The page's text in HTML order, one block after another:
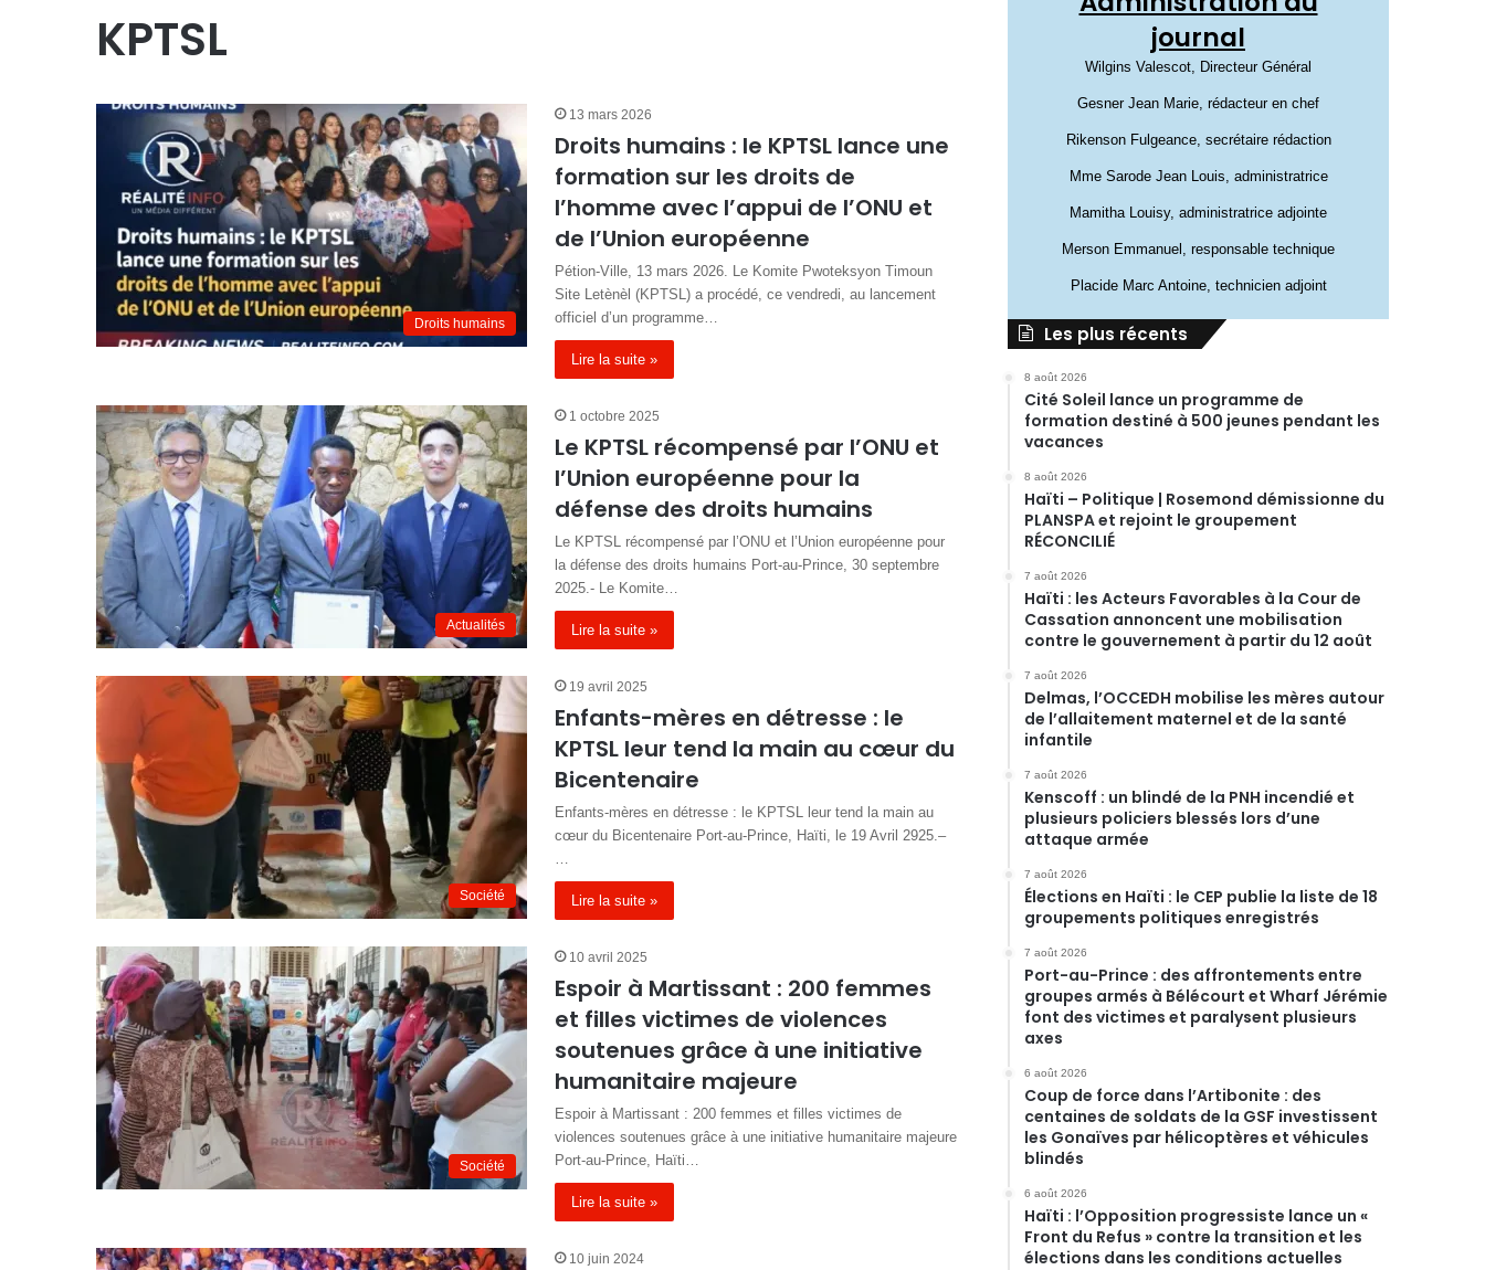
KPTSL
Droits humains
13 mars 2026
Droits humains : le KPTSL lance une
formation sur les droits de
l’homme avec l’appui de l’ONU et
de l’Union européenne
Pétion-Ville, 13 mars 2026. Le Komite Pwoteksyon Timoun
Site Letènèl (KPTSL) a procédé, ce vendredi, au lancement
officiel d’un programme…
Lire la suite »
Actualités
1 octobre 2025
Le KPTSL récompensé par l’ONU et
l’Union européenne pour la
défense des droits humains
Le KPTSL récompensé par l’ONU et l’Union européenne pour
la défense des droits humains Port-au-Prince, 30 septembre
2025.- Le Komite…
Lire la suite »
Société
19 avril 2025
Enfants-mères en détresse : le
KPTSL leur tend la main au cœur du
Bicentenaire
Enfants-mères en détresse : le KPTSL leur tend la main au
cœur du Bicentenaire Port-au-Prince, Haïti, le 19 Avril 2925.–
…
Lire la suite »
Société
10 avril 2025
Espoir à Martissant : 200 femmes
et filles victimes de violences
soutenues grâce à une initiative
humanitaire majeure
Espoir à Martissant : 200 femmes et filles victimes de
violences soutenues grâce à une initiative humanitaire majeure
Port-au-Prince, Haïti…
Lire la suite »
10 juin 2024
journal
Wilgins Valescot, Directeur Général
Gesner Jean Marie, rédacteur en chef
Rikenson Fulgeance, secrétaire rédaction
Mme Sarode Jean Louis, administratrice
Mamitha Louisy, administratrice adjointe
Merson Emmanuel, responsable technique
Placide Marc Antoine, technicien adjoint
Les plus récents
8 août 2026
Cité Soleil lance un programme de
formation destiné à 500 jeunes pendant les
vacances
8 août 2026
Haïti – Politique | Rosemond démissionne du
PLANSPA et rejoint le groupement
RÉCONCILIÉ
7 août 2026
Haïti : les Acteurs Favorables à la Cour de
Cassation annoncent une mobilisation
contre le gouvernement à partir du 12 août
7 août 2026
Delmas, l’OCCEDH mobilise les mères autour
de l’allaitement maternel et de la santé
infantile
7 août 2026
Kenscoff : un blindé de la PNH incendié et
plusieurs policiers blessés lors d’une
attaque armée
7 août 2026
Élections en Haïti : le CEP publie la liste de 18
groupements politiques enregistrés
7 août 2026
Port-au-Prince : des affrontements entre
groupes armés à Bélécourt et Wharf Jérémie
font des victimes et paralysent plusieurs
axes
6 août 2026
Coup de force dans l’Artibonite : des
centaines de soldats de la GSF investissent
les Gonaïves par hélicoptères et véhicules
blindés
6 août 2026
Haïti : l’Opposition progressiste lance un «
Front du Refus » contre la transition et les
élections dans les conditions actuelles